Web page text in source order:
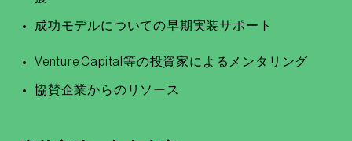
成功モデルについての早期実装サポート
Venture Capital等の投資家によるメンタリング
協賛企業からのリソース